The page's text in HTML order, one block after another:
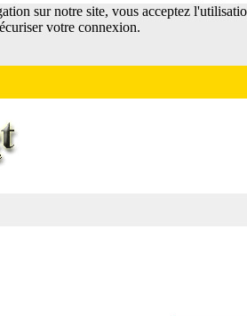
sur notre site, vous acceptez
votre connexion.